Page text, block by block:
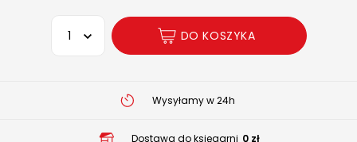
Wybierz opcję
DO KOSZYKA
Wysyłamy w 24h
Dostawa do księgarni 0 zł